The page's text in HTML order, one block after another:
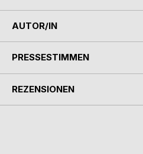
AUTOR/IN
PRESSESTIMMEN
REZENSIONEN